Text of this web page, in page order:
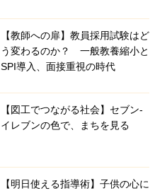
【教師への扉】教員採用試験はど
う変わるのか？ 一般教養縮小と
SPI導入、面接重視の時代
【図工でつながる社会】セブン‐
イレブンの色で、まちを見る
【明日使える指導術】子供の心に